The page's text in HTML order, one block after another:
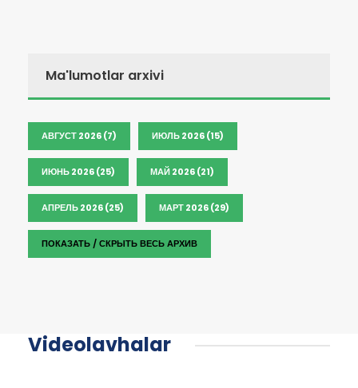
Ma'lumotlar arxivi
АВГУСТ 2026 (7) ИЮЛЬ 2026 (15)
ИЮНЬ 2026 (25) МАЙ 2026 (21)
АПРЕЛЬ 2026 (25) МАРТ 2026 (29)
ПОКАЗАТЬ / СКРЫТЬ ВЕСЬ АРХИВ
Videolavhalar